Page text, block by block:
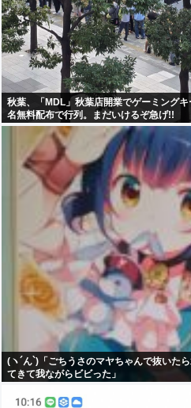
秋葉、「MDL」秋葉店開業でゲーミング
名無料配布で行列。まだいけるぞ急げ!!
(ヽ´ん`)「ごちうさのマヤちゃんで抜いた
てきて我ながらビビった」